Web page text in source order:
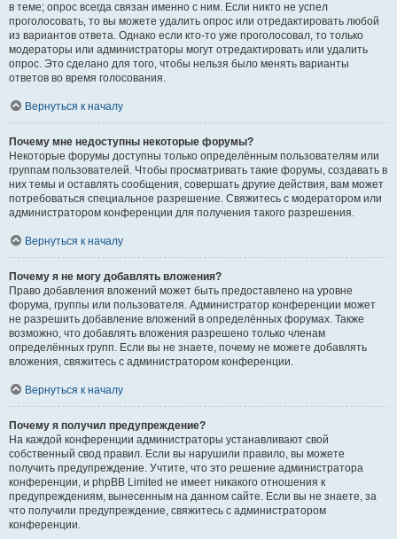
в теме; опрос всегда связан именно с ним. Если никто не успел
проголосовать, то вы можете удалить опрос или отредактировать любой
из вариантов ответа. Однако если кто-то уже проголосовал, то только
модераторы или администраторы могут отредактировать или удалить
опрос. Это сделано для того, чтобы нельзя было менять варианты
ответов во время голосования.
Вернуться к началу
Почему мне недоступны некоторые форумы?
Некоторые форумы доступны только определённым пользователям или
группам пользователей. Чтобы просматривать такие форумы, создавать в
них темы и оставлять сообщения, совершать другие действия, вам может
потребоваться специальное разрешение. Свяжитесь с модератором или
администратором конференции для получения такого разрешения.
Вернуться к началу
Почему я не могу добавлять вложения?
Право добавления вложений может быть предоставлено на уровне
форума, группы или пользователя. Администратор конференции может
не разрешить добавление вложений в определённых форумах. Также
возможно, что добавлять вложения разрешено только членам
определённых групп. Если вы не знаете, почему не можете добавлять
вложения, свяжитесь с администратором конференции.
Вернуться к началу
Почему я получил предупреждение?
На каждой конференции администраторы устанавливают свой
собственный свод правил. Если вы нарушили правило, вы можете
получить предупреждение. Учтите, что это решение администратора
конференции, и phpBB Limited не имеет никакого отношения к
предупреждениям, вынесенным на данном сайте. Если вы не знаете, за
что получили предупреждение, свяжитесь с администратором
конференции.